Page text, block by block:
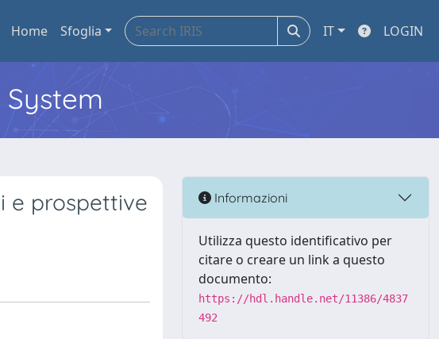
Home Sfoglia IT LOGIN
e prospettive
Informazioni
Utilizza questo identificativo per
citare o creare un link a questo
documento:
https://hdl.handle.net/11386/4837
492